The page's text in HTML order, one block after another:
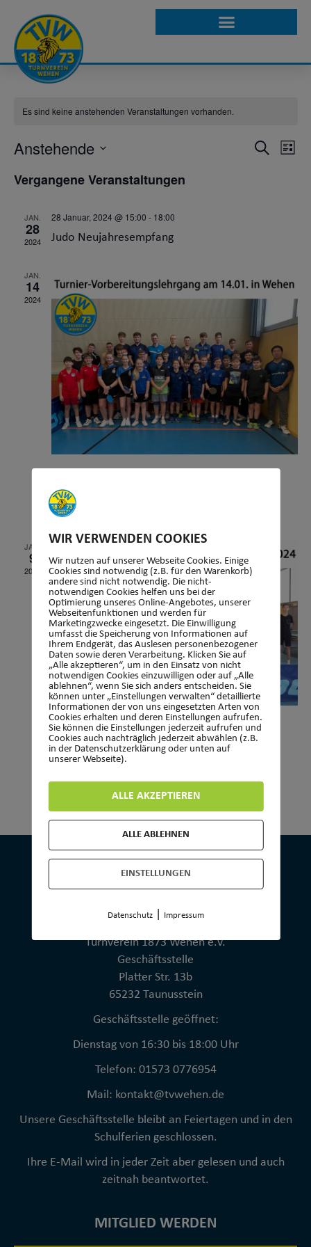
VEREINSINTERN
Es sind keine anstehenden Veranstaltungen vorhanden.
SUCHE
LISTE
Anstehende
wählen.
Vergangene Veranstaltungen
JAN.
28
2024
28 Januar, 2024 @ 15:00 - 18:00
Judo Neujahresempfang
JAN.
14
2024
14 Januar, 2024
Tischtennis, Vorbereitungslehrgang für
Jugendturnier
JAN.
9
2024
9 Januar, 2024-10 Januar, 2024
Tischtennis, Ferien-Camp
KONTAKT
Turnverein 1873 Wehen e.V.
Geschäftsstelle
Platter Str. 13b
65232 Taunusstein
Geschäftsstelle geöffnet:
Dienstag von 16:30 bis 18:00 Uhr
Telefon: 01573 0776954
Mail: kontakt@tvwehen.de
Unsere Geschäftsstelle bleibt an Feiertagen und in den
Schulferien geschlossen.
Ihre E-Mail wird in jeder Zeit aber gelesen und auch
zeitnah beantwortet.
MITGLIED WERDEN
WIR VERWENDEN COOKIES
Wir nutzen auf unserer Webseite Cookies. Einige
Cookies sind notwendig (z.B. für den Warenkorb)
andere sind nicht notwendig. Die nicht-
notwendigen Cookies helfen uns bei der
Optimierung unseres Online-Angebotes, unserer
Webseitenfunktionen und werden für
Marketingzwecke eingesetzt. Die Einwilligung
umfasst die Speicherung von Informationen auf
Ihrem Endgerät, das Auslesen personenbezogener
Daten sowie deren Verarbeitung. Klicken Sie auf
„Alle akzeptieren“, um in den Einsatz von nicht
notwendigen Cookies einzuwilligen oder auf „Alle
ablehnen“, wenn Sie sich anders entscheiden. Sie
können unter „Einstellungen verwalten“ detaillierte
Informationen der von uns eingesetzten Arten von
Cookies erhalten und deren Einstellungen aufrufen.
Sie können die Einstellungen jederzeit aufrufen und
Cookies auch nachträglich jederzeit abwählen (z.B.
in der Datenschutzerklärung oder unten auf
unserer Webseite).
ALLE AKZEPTIEREN
ALLE ABLEHNEN
EINSTELLUNGEN
Datenschutz Impressum